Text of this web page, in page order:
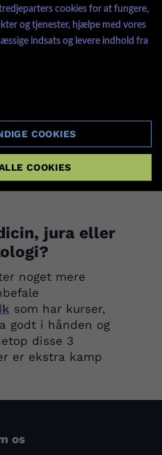
2-PRØVEN PÅ KU
jura eller
noget mere
som har kurser,
godt i hånden og
disse 3
er ekstra kamp
os
cookies for at fungere,
og tjenester, hjælpe med vores
indsats og levere indhold fra
COOKIES
COOKIES